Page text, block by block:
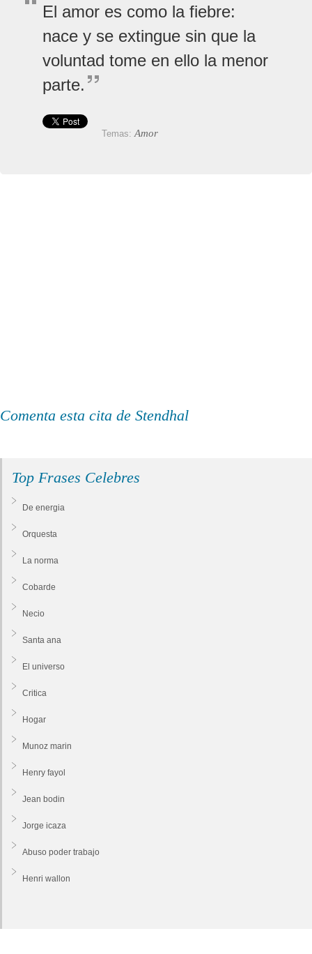
El amor es como la fiebre:
nace y se extingue sin que la
voluntad tome en ello la menor
parte.
Temas: Amor
Comenta esta cita de Stendhal
Top Frases Celebres
De energia
Orquesta
La norma
Cobarde
Necio
Santa ana
El universo
Critica
Hogar
Munoz marin
Henry fayol
Jean bodin
Jorge icaza
Abuso poder trabajo
Henri wallon